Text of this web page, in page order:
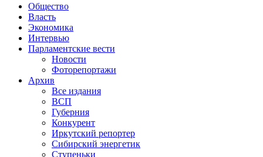
Общество
Власть
Экономика
Интервью
Парламентские вести
Новости
Фоторепортажи
Архив
Все издания
ВСП
Губерния
Конкурент
Иркутский репортер
Сибирский энергетик
Ступеньки